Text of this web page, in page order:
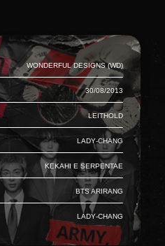
Wonderful Designs (WD)
30/08/2013
Leithold
Lady-Chang
Kekahi e Serpentae
BTS Arirang
Lady-Chang